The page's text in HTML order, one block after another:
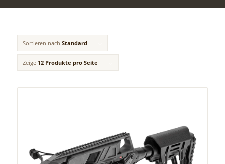
Sortieren nach Standard
Zeige 12 Produkte pro Seite